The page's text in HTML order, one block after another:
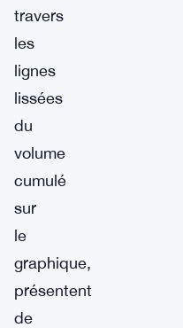
travers
les
lignes
lissées
du
volume
cumulé
sur
le
graphique,
présentent
de